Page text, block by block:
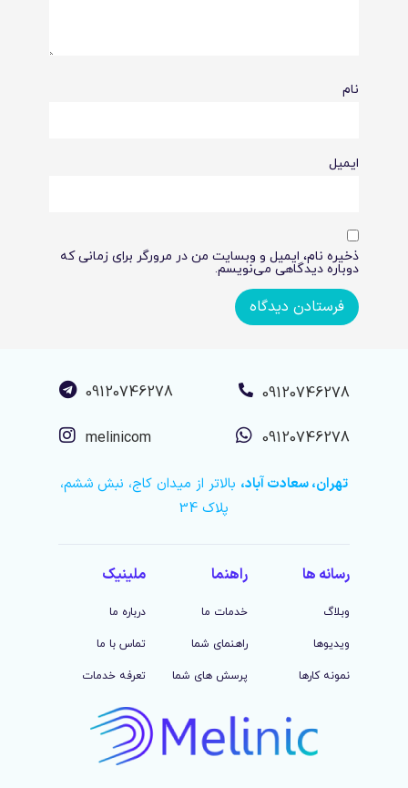
نام
ایمیل
ذخیره نام، ایمیل و وبسایت من در مرورگر برای زمانی که
دوباره دیدگاهی می‌نویسم.
09120746278
09120746278
09120746278
melinicom
تهران، سعادت آباد، بالاتر از میدان کاج، نبش ششم،
پلاک 34
رسانه ها
وبلاگ
ویدیوها
نمونه کارها
راهنما
خدمات ما
راهنمای شما
پرسش های شما
ملینیک
درباره ما
تماس با ما
تعرفه خدمات